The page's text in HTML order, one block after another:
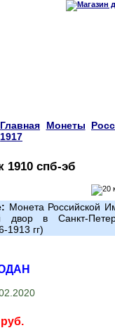
Главная Монеты
1917
1910 спб-эб
Монета Российской
двор в Санкт-
1913 гг)